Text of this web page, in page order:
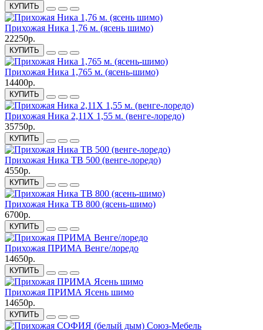
КУПИТЬ
Прихожая Ника 1,76 м. (ясень шимо)
22250р.
КУПИТЬ
Прихожая Ника 1,765 м. (ясень-шимо)
14400р.
КУПИТЬ
Прихожая Ника 2,11X 1,55 м. (венге-лоредо)
35750р.
КУПИТЬ
Прихожая Ника ТВ 500 (венге-лоредо)
4550р.
КУПИТЬ
Прихожая Ника ТВ 800 (ясень-шимо)
6700р.
КУПИТЬ
Прихожая ПРИМА Венге/лоредо
14650р.
КУПИТЬ
Прихожая ПРИМА Ясень шимо
14650р.
КУПИТЬ